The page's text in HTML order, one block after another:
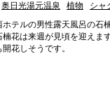
奥日光湯元温泉 植物
シャ
ホテルの男性露天風呂の石
楠花は来週が見頃を迎えま
花しそうです。